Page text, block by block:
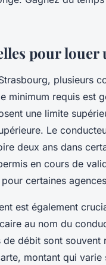
pour louer
plusieurs
minimum requis est
une limite
Le
deux ans dans
en cours de
certaines
est également
au nom du
débit sont
montant qui